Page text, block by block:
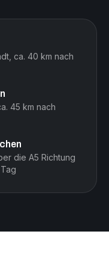
ca. 40 km nach
45 km nach
die A5 Richtung